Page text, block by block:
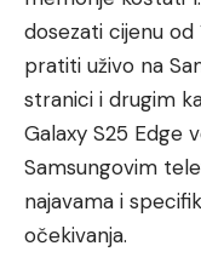
dosezati cijenu
pratiti uživo na
stranici i drugim
Galaxy S25 Edge
Samsungovim
najavama i
očekivanja.